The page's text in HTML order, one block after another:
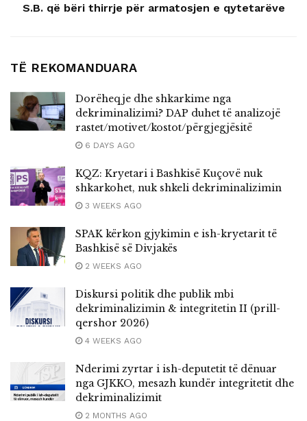
S.B. që bëri thirrje për armatosjen e qytetarëve
TË REKOMANDUARA
Dorëheqje dhe shkarkime nga
dekriminalizimi? DAP duhet të analizojë
rastet/motivet/kostot/përgjegjësitë
6 DAYS AGO
KQZ: Kryetari i Bashkisë Kuçovë nuk
shkarkohet, nuk shkeli dekriminalizimin
3 WEEKS AGO
SPAK kërkon gjykimin e ish-kryetarit të
Bashkisë së Divjakës
2 WEEKS AGO
Diskursi politik dhe publik mbi
dekriminalizimin & integritetin II (prill-
qershor 2026)
4 WEEKS AGO
Nderimi zyrtar i ish-deputetit të dënuar
nga GJKKO, mesazh kundër integritetit dhe
dekriminalizimit
2 MONTHS AGO